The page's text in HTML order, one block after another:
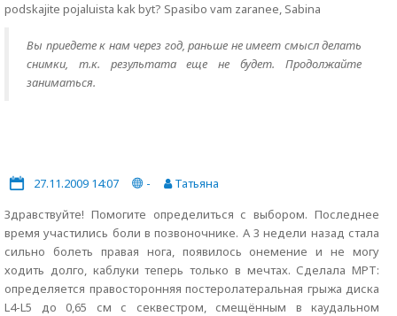
podskajite pojaluista kak byt? Spasibo vam zaranee, Sabina
Вы приедете к нам через год, раньше не имеет смысл делать
снимки, т.к. результата еще не будет. Продолжайте
заниматься.
27.11.2009 14:07 -
Татьяна
Здравствуйте! Помогите определиться с выбором. Последнее
время участились боли в позвоночнике. А 3 недели назад стала
сильно болеть правая нога, появилось онемение и не могу
ходить долго, каблуки теперь только в мечтах. Сделала МРТ:
определяется правосторонняя постеролатеральная грыжа диска
L4-L5 до 0,65 см с секвестром, смещённым в каудальном